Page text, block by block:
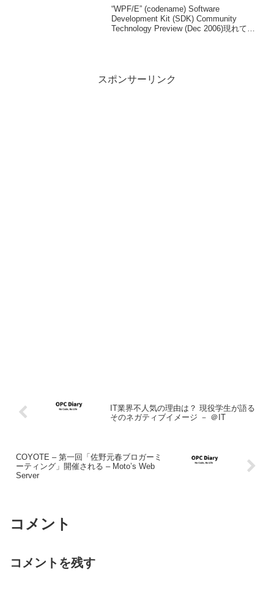
Preview (Dec 2006)
“WPF/E” (codename) Software
Development Kit (SDK) Community
Technology Preview (Dec 2006)現れては
スポンサーリンク
IT業界不人気の理由は？ 現役学生が語る
そのネガティブイメージ － ＠IT
COYOTE – 第一回「佐野元春ブロガーミ
ーティング」開催される – Moto’s Web
Server
コメント
コメントを残す